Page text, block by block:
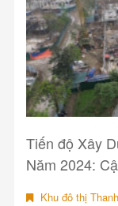
Tiến độ Xây
Năm 2024:
Khu đô thị